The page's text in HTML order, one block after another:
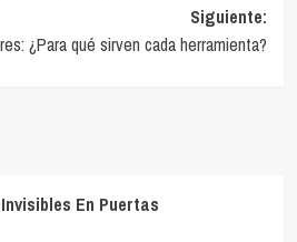
Siguiente:
¿Para qué sirven cada herramienta?
En Puertas